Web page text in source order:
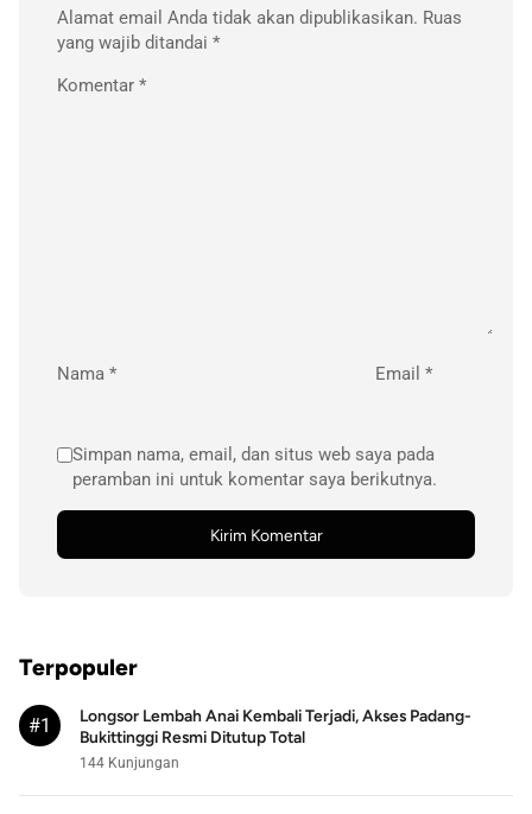
Alamat email Anda tidak akan dipublikasikan. Ruas
yang wajib ditandai *
Komentar *
Nama * Email *
Simpan nama, email, dan situs web saya pada
peramban ini untuk komentar saya berikutnya.
Terpopuler
#1
Longsor Lembah Anai Kembali Terjadi, Akses Padang-
Bukittinggi Resmi Ditutup Total
144 Kunjungan